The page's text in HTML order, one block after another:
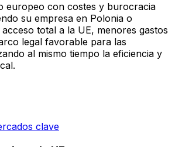
europeo con costes y burocracia
su empresa en Polonia o
total a la UE, menores gastos
legal favorable para las
al mismo tiempo la eficiencia y
clave